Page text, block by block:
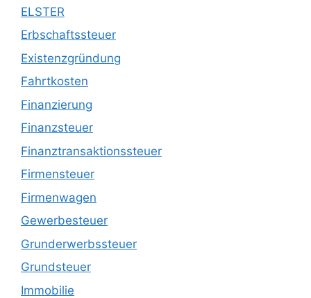
ELSTER
Erbschaftssteuer
Existenzgründung
Fahrtkosten
Finanzierung
Finanzsteuer
Finanztransaktionssteuer
Firmensteuer
Firmenwagen
Gewerbesteuer
Grunderwerbssteuer
Grundsteuer
Immobilie